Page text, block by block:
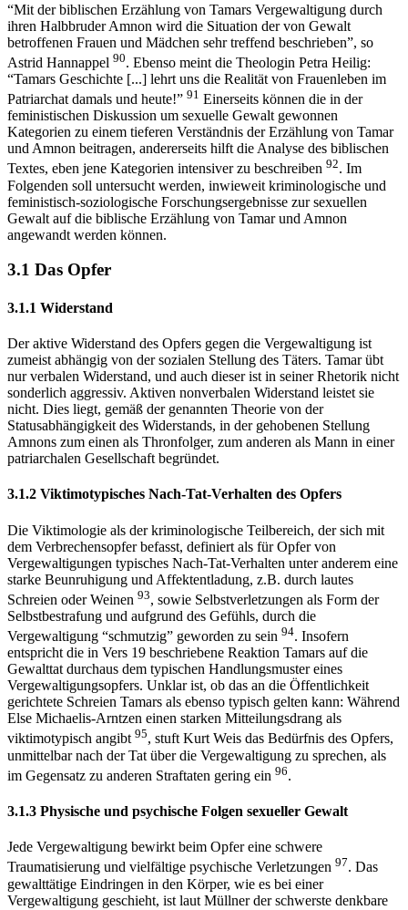
“Mit der biblischen Erzählung von Tamars Vergewaltigung durch
ihren Halbbruder Amnon wird die Situation der von Gewalt
betroffenen Frauen und Mädchen sehr treffend beschrieben”, so
Astrid Hannappel 90. Ebenso meint die Theologin Petra Heilig:
“Tamars Geschichte [...] lehrt uns die Realität von Frauenleben im
Patriarchat damals und heute!” 91 Einerseits können die in der
feministischen Diskussion um sexuelle Gewalt gewonnen
Kategorien zu einem tieferen Verständnis der Erzählung von Tamar
und Amnon beitragen, andererseits hilft die Analyse des biblischen
Textes, eben jene Kategorien intensiver zu beschreiben 92. Im
Folgenden soll untersucht werden, inwieweit kriminologische und
feministisch-soziologische Forschungsergebnisse zur sexuellen
Gewalt auf die biblische Erzählung von Tamar und Amnon
angewandt werden können.
3.1 Das Opfer
3.1.1 Widerstand
Der aktive Widerstand des Opfers gegen die Vergewaltigung ist
zumeist abhängig von der sozialen Stellung des Täters. Tamar übt
nur verbalen Widerstand, und auch dieser ist in seiner Rhetorik nicht
sonderlich aggressiv. Aktiven nonverbalen Widerstand leistet sie
nicht. Dies liegt, gemäß der genannten Theorie von der
Statusabhängigkeit des Widerstands, in der gehobenen Stellung
Amnons zum einen als Thronfolger, zum anderen als Mann in einer
patriarchalen Gesellschaft begründet.
3.1.2 Viktimotypisches Nach-Tat-Verhalten des Opfers
Die Viktimologie als der kriminologische Teilbereich, der sich mit
dem Verbrechensopfer befasst, definiert als für Opfer von
Vergewaltigungen typisches Nach-Tat-Verhalten unter anderem eine
starke Beunruhigung und Affektentladung, z.B. durch lautes
Schreien oder Weinen 93, sowie Selbstverletzungen als Form der
Selbstbestrafung und aufgrund des Gefühls, durch die
Vergewaltigung “schmutzig” geworden zu sein 94. Insofern
entspricht die in Vers 19 beschriebene Reaktion Tamars auf die
Gewalttat durchaus dem typischen Handlungsmuster eines
Vergewaltigungsopfers. Unklar ist, ob das an die Öffentlichkeit
gerichtete Schreien Tamars als ebenso typisch gelten kann: Während
Else Michaelis-Arntzen einen starken Mitteilungsdrang als
viktimotypisch angibt 95, stuft Kurt Weis das Bedürfnis des Opfers,
unmittelbar nach der Tat über die Vergewaltigung zu sprechen, als
im Gegensatz zu anderen Straftaten gering ein 96.
3.1.3 Physische und psychische Folgen sexueller Gewalt
Jede Vergewaltigung bewirkt beim Opfer eine schwere
Traumatisierung und vielfältige psychische Verletzungen 97. Das
gewalttätige Eindringen in den Körper, wie es bei einer
Vergewaltigung geschieht, ist laut Müllner der schwerste denkbare